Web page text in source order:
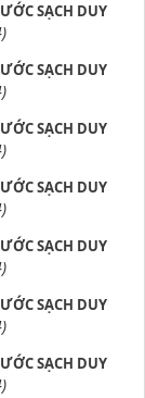
SẠCH DUY
SẠCH DUY
SẠCH DUY
SẠCH DUY
SẠCH DUY
SẠCH DUY
SẠCH DUY